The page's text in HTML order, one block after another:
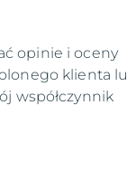
opinie i oceny
klienta
współczynnik